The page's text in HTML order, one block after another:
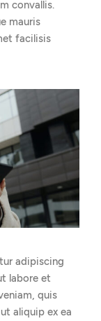
convallis.
mauris
facilisis
adipiscing
labore et
quis
aliquip ex ea